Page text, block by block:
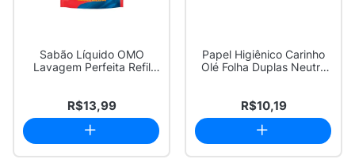
Sabão Líquido OMO
Lavagem Perfeita Refil
R$13,99
Papel Higiênico Carinho
Olé Folha Duplas Neutro
R$10,19